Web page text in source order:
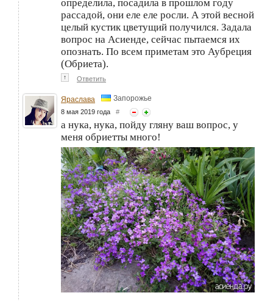
определила, посадила в прошлом году
рассадой, они еле еле росли. А этой весной
целый кустик цветущий получился. Задала
вопрос на Асиенде, сейчас пытаемся их
опознать. По всем приметам это Аубреция
(Обриета).
↑ Ответить
Яраслава Запорожье
8 мая 2019 года #
а нука, нука, пойду гляну ваш вопрос, у
меня обриетты много!